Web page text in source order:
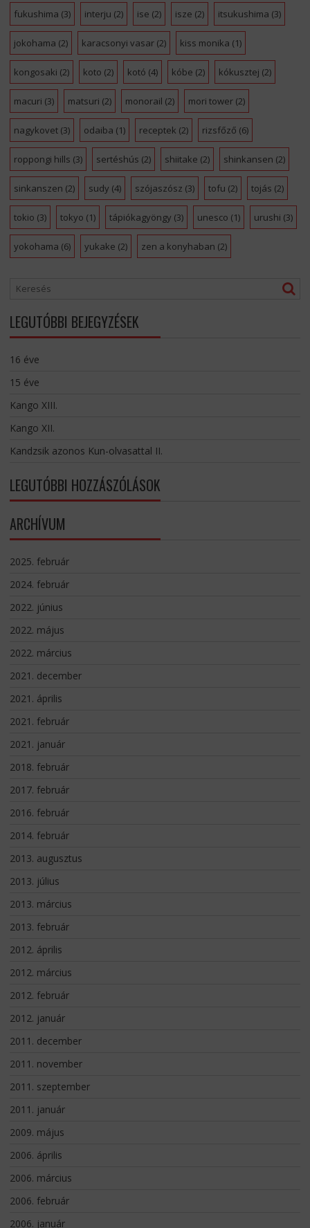
fukushima (3) interju (2) ise (2) isze (2) itsukushima (3)
jokohama (2) karacsonyi vasar(2) kiss monika (1)
kongosaki (2) koto (2) kotó (4) kóbe (2) kókusztej (2)
macuri (3) matsuri (2) monorail (2) mori tower(2)
nagykovet(3) odaiba (1) receptek (2) rizsfőző (6)
roppongi hills (3) sertéshús (2) shiitake (2) shinkansen (2)
sinkanszen (2) sudy (4) szójaszósz (3) tofu (2) tojás (2)
tokio (3) tokyo (1) tápiókagyöngy (3) unesco (1) urushi (3)
yokohama (6) yukake (2) zen a konyhaban (2)
LEGUTÓBBI BEJEGYZÉSEK
16 éve
15 éve
Kango XIII.
Kango XII.
Kandzsik azonos Kun-olvasattal II.
LEGUTÓBBI HOZZÁSZÓLÁSOK
ARCHÍVUM
2025. február
2024. február
2022. június
2022. május
2022. március
2021. december
2021. április
2021. február
2021. január
2018. február
2017. február
2016. február
2014. február
2013. augusztus
2013. július
2013. március
2013. február
2012. április
2012. március
2012. február
2012. január
2011. december
2011. november
2011. szeptember
2011. január
2009. május
2006. április
2006. március
2006. február
2006. január